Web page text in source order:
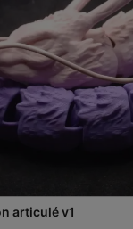
articulé v1